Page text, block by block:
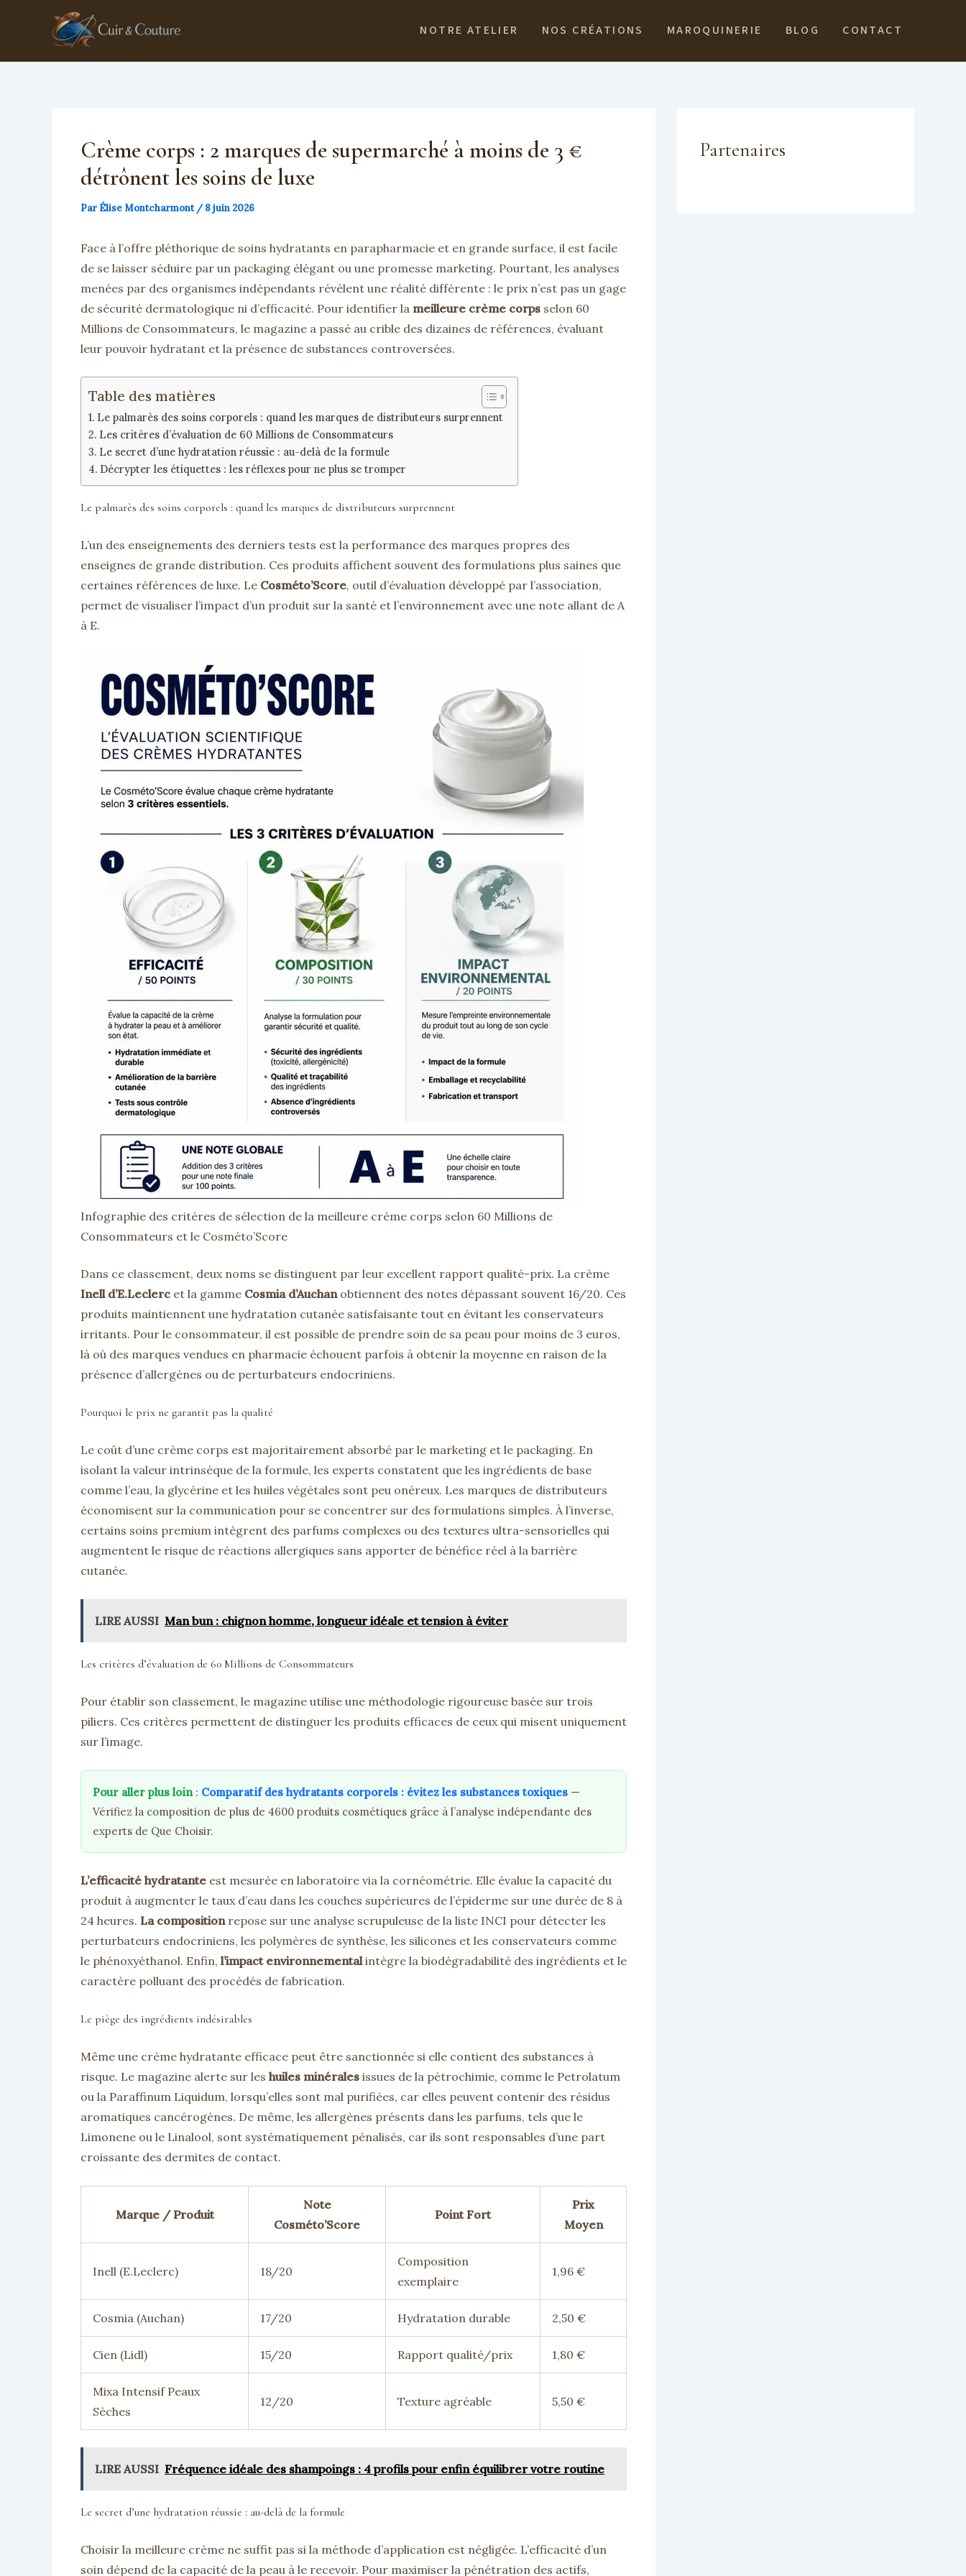
NOTRE ATELIER NOS CRÉATIONS MAROQUINERIE BLOG CONTACT
Crème corps : 2 marques de supermarché à moins de 3 €
détrônent les soins de luxe
Par Élise Montcharmont /8 juin 2026
Face à l’offre pléthorique de soins hydratants en parapharmacie et en grande surface, il est facile
de se laisser séduire par un packaging élégant ou une promesse marketing. Pourtant, les analyses
menées par des organismes indépendants révèlent une réalité différente : le prix n’est pas un gage
de sécurité dermatologique ni d’efficacité. Pour identifier la meilleure crème corps selon 60
Millions de Consommateurs, le magazine a passé au crible des dizaines de références, évaluant
leur pouvoir hydratant et la présence de substances controversées.
Table des matières
Le palmarès des soins corporels : quand les marques de distributeurs surprennent
Les critères d’évaluation de 60 Millions de Consommateurs
Le secret d’une hydratation réussie : au-delà de la formule
Décrypter les étiquettes : les réflexes pour ne plus se tromper
Le palmarès des soins corporels : quand les marques de distributeurs surprennent
L’un des enseignements des derniers tests est la performance des marques propres des
enseignes de grande distribution. Ces produits affichent souvent des formulations plus saines que
certaines références de luxe. Le Cosméto’Score, outil d’évaluation développé par l’association,
permet de visualiser l’impact d’un produit sur la santé et l’environnement avec une note allant de A
à E.
Infographie des critères de sélection de la meilleure crème corps selon 60 Millions de
Consommateurs et le Cosméto’Score
Dans ce classement, deux noms se distinguent par leur excellent rapport qualité-prix. La crème
Inell d’E.Leclerc et la gamme Cosmia d’Auchanobtiennent des notes dépassant souvent 16/20. Ces
produits maintiennent une hydratation cutanée satisfaisante tout en évitant les conservateurs
irritants. Pour le consommateur, il est possible de prendre soin de sa peau pour moins de 3 euros,
là où des marques vendues en pharmacie échouent parfois à obtenir la moyenne en raison de la
présence d’allergènes ou de perturbateurs endocriniens.
Pourquoi le prix ne garantit pas la qualité
Le coût d’une crème corps est majoritairement absorbé par le marketing et le packaging. En
isolant la valeur intrinsèque de la formule, les experts constatent que les ingrédients de base
comme l’eau, la glycérine et les huiles végétales sont peu onéreux. Les marques de distributeurs
économisent sur la communication pour se concentrer sur des formulations simples. À l’inverse,
certains soins premium intègrent des parfums complexes ou des textures ultra-sensorielles qui
augmentent le risque de réactions allergiques sans apporter de bénéfice réel à la barrière
cutanée.
LIRE AUSSI Man bun : chignon homme, longueur idéale et tension à éviter
Les critères d’évaluation de 60 Millions de Consommateurs
Pour établir son classement, le magazine utilise une méthodologie rigoureuse basée sur trois
piliers. Ces critères permettent de distinguer les produits efficaces de ceux qui misent uniquement
sur l’image.
Pour aller plus loin: Comparatif des hydratants corporels : évitez les substances toxiques —
Vérifiez la composition de plus de 4600 produits cosmétiques grâce à l’analyse indépendante des
experts de Que Choisir.
L’efficacité hydratante est mesurée en laboratoire via la cornéométrie. Elle évalue la capacité du
produit à augmenter le taux d’eau dans les couches supérieures de l’épiderme sur une durée de 8 à
24 heures. La compositionrepose sur une analyse scrupuleuse de la liste INCI pour détecter les
perturbateurs endocriniens, les polymères de synthèse, les silicones et les conservateurs comme
le phénoxyéthanol. Enfin, l’impact environnementalintègre la biodégradabilité des ingrédients et le
caractère polluant des procédés de fabrication.
Le piège des ingrédients indésirables
Même une crème hydratante efficace peut être sanctionnée si elle contient des substances à
risque. Le magazine alerte sur les huiles minérales issues de la pétrochimie, comme le Petrolatum
ou la Paraffinum Liquidum, lorsqu’elles sont mal purifiées, car elles peuvent contenir des résidus
aromatiques cancérogènes. De même, les allergènes présents dans les parfums, tels que le
Limonene ou le Linalool, sont systématiquement pénalisés, car ils sont responsables d’une part
croissante des dermites de contact.
Marque / Produit
Note
Cosméto’Score
Point Fort
Prix
Moyen
Inell (E.Leclerc) 18/20
Composition
exemplaire
1,96 €
Cosmia (Auchan) 17/20 Hydratation durable 2,50 €
Cien (Lidl) 15/20 Rapport qualité/prix 1,80 €
Mixa Intensif Peaux
Sèches
12/20 Texture agréable 5,50 €
LIRE AUSSI Fréquence idéale des shampoings : 4 profils pour enfin équilibrer votre routine
Le secret d’une hydratation réussie : au-delà de la formule
Choisir la meilleure crème ne suffit pas si la méthode d’application est négligée. L’efficacité d’un
soin dépend de la capacité de la peau à le recevoir. Pour maximiser la pénétration des actifs,
Partenaires